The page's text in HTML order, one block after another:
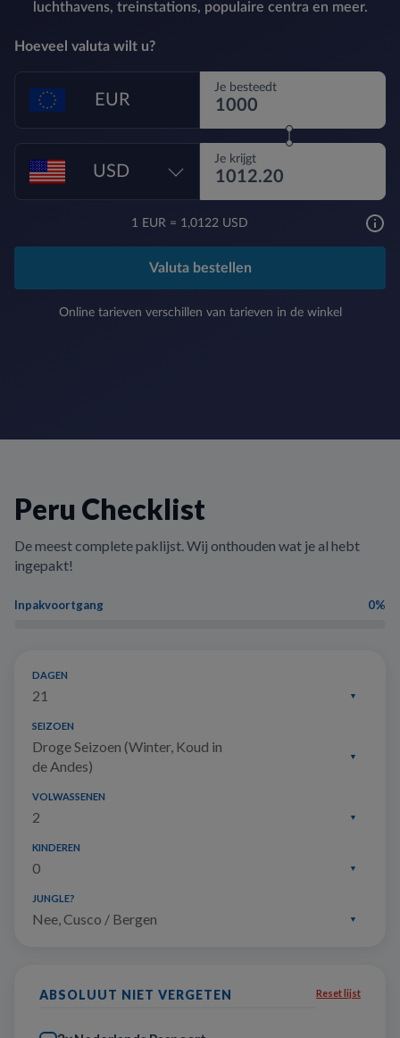
luchthavens, treinstations, populaire centra en meer.
Hoeveel valuta wilt u?
EUR
Je besteedt
USD
Je krijgt
1 EUR = 1,0122 USD
Valuta bestellen
Online tarieven verschillen van tarieven in de winkel
Peru Checklist
De meest complete paklijst. Wij onthouden wat je al hebt
ingepakt!
Inpakvoortgang 0%
DAGEN
21
SEIZOEN
Droge Seizoen (Winter, Koud in
de Andes)
VOLWASSENEN
2
KINDEREN
0
JUNGLE?
Nee, Cusco / Bergen
Reset lijst
ABSOLUUT NIET VERGETEN